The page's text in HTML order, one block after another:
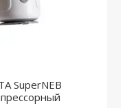
SuperNEB